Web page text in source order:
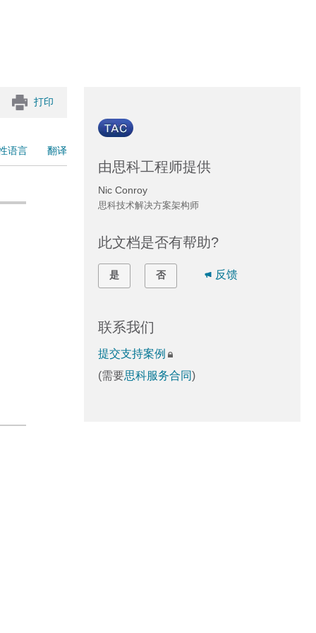
打印
语言
翻译
由思科工程师提供
Nic Conroy
思科技术解决方案架构师
此文档是否有帮助?
是 否 反馈
联系我们
提交支持案例
(需要思科服务合同)